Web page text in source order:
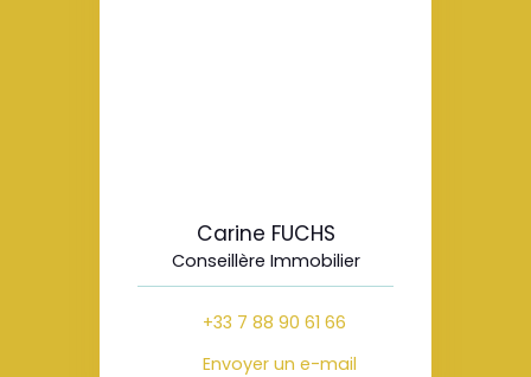
Carine FUCHS
Conseillère Immobilier
+33 7 88 90 61 66
Envoyer un e-mail